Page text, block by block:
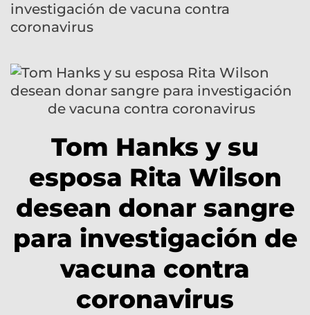
investigación de vacuna contra
coronavirus
Tom Hanks y su
esposa Rita Wilson
desean donar sangre
para investigación de
vacuna contra
coronavirus